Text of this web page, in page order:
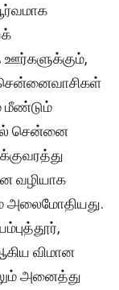
சென்னைவாசிகள்
மீண்டும்
சென்னை
வழியாக
அலைமோதியது.
விமான
அனைத்து